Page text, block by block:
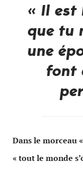
« Il est
que tu
une
font
Dans le morceau
« tout le monde